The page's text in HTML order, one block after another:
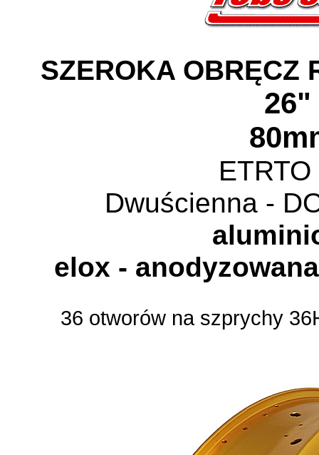
SZEROKA OBRĘCZ
26"
Dwuścienna -
elox -
36 otworów na szprychy